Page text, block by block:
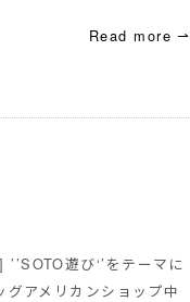
Read more ⇀
遊び‘’をテーマに
アメリカンショップ中